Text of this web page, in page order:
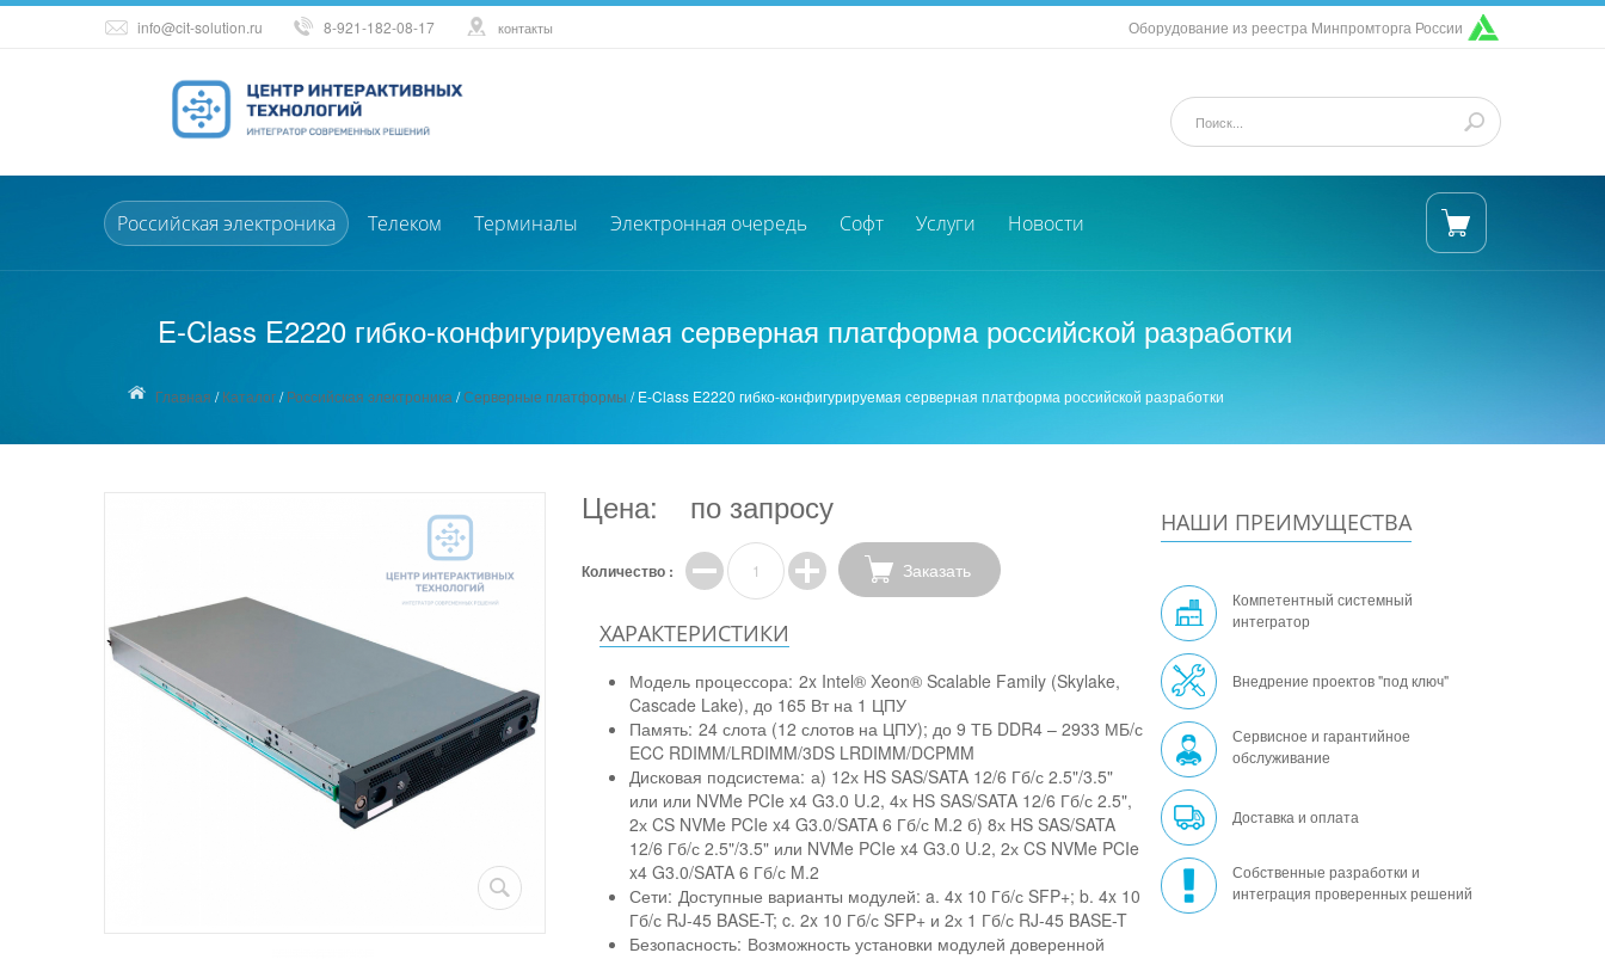
info@cit-solution.ru 8-921-182-08-17 контакты Оборудование из реестра Минпромторга России
Российская электроника Телеком Терминалы Электронная очередь Софт Услуги Новости
E-Class E2220 гибко-конфигурируемая серверная платформа российской разработки
Главная /Каталог/Российская электроника /Серверные платформы /E-Class E2220 гибко-конфигурируемая серверная платформа российской разработки
Цена: по запросу
Количество : Заказать
ХАРАКТЕРИСТИКИ
Модель процессора: 2x Intel® Xeon® Scalable Family (Skylake,
Cascade Lake), до 165 Вт на 1 ЦПУ
Память: 24 слота (12 слотов на ЦПУ); до 9 ТБ DDR4 – 2933 МБ/с
ECC RDIMM/LRDIMM/3DS LRDIMM/DCPMM
Дисковая подсистема: а) 12х HS SAS/SATA 12/6 Гб/с 2.5"/3.5"
или или NVMe PCIe x4 G3.0 U.2, 4х HS SAS/SATA 12/6 Гб/с 2.5",
2х CS NVMe PCIe x4 G3.0/SATA 6 Гб/с M.2 б) 8х HS SAS/SATA
12/6 Гб/с 2.5"/3.5" или NVMe PCIe x4 G3.0 U.2, 2х CS NVMe PCIe
x4 G3.0/SATA 6 Гб/с M.2
Сети: Доступные варианты модулей: a. 4x 10 Гб/с SFP+; b. 4x 10
Гб/с RJ-45 BASE-T; c. 2x 10 Гб/с SFP+ и 2х 1 Гб/с RJ-45 BASE-T
Безопасность: Возможность установки модулей доверенной
НАШИ ПРЕИМУЩЕСТВА
Компетентный системный
интегратор
Внедрение проектов "под ключ"
Сервисное и гарантийное
обслуживание
Доставка и оплата
Собственные разработки и
интеграция проверенных решений